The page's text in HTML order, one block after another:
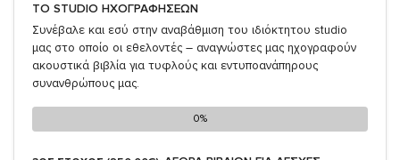
TO STUDIO ΗΧΟΓΡΑΦΗΣΕΩΝ
Συνέβαλε και εσύ στην αναβάθμιση του ιδιόκτητου studio
μας στο οποίο οι εθελοντές – αναγνώστες μας ηχογραφούν
ακουστικά βιβλία για τυφλούς και εντυποανάπηρους
συνανθρώπους μας.
0%
0%